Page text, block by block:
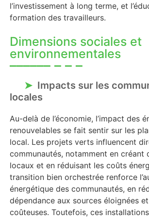
l’investissement à long terme, et
formation des travailleurs.
Dimensions sociales et
environnementales
Impacts sur les
locales
Au-delà de l’économie, l’impact des
renouvelables se fait sentir sur les
local. Les projets verts influencent
communautés, notamment en créant
locaux et en réduisant les coûts
transition bien orchestrée renforce
énergétique des communautés, en
dépendance aux sources éloignées
coûteuses. Toutefois, ces